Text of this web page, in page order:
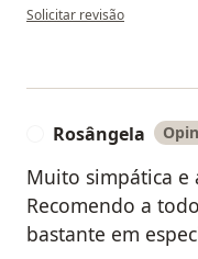
na opinião do utilizador Anna
Solicitar revisão
Rosângela
Muito simpática e
Recomendo a
bastante em